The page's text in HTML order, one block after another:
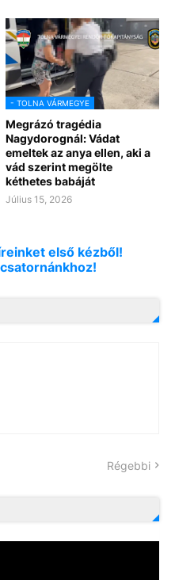
- TOLNA VÁRMEGYE
Megrázó tragédia
Nagydorognál: Vádat
emeltek az anya ellen, aki a
vád szerint megölte
kéthetes babáját
Július 15, 2026
első kézből!
Régebbi